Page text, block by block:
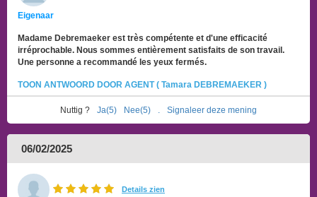
Eigenaar
Madame Debremaeker est très compétente et d'une efficacité
irréprochable. Nous sommes entièrement satisfaits de son travail.
Une personne a recommandé les yeux fermés.
TOON ANTWOORD DOOR AGENT ( Tamara DEBREMAEKER )
Nuttig ? Ja(5) Nee(5) Signaleer deze mening
06/02/2025
Details zien